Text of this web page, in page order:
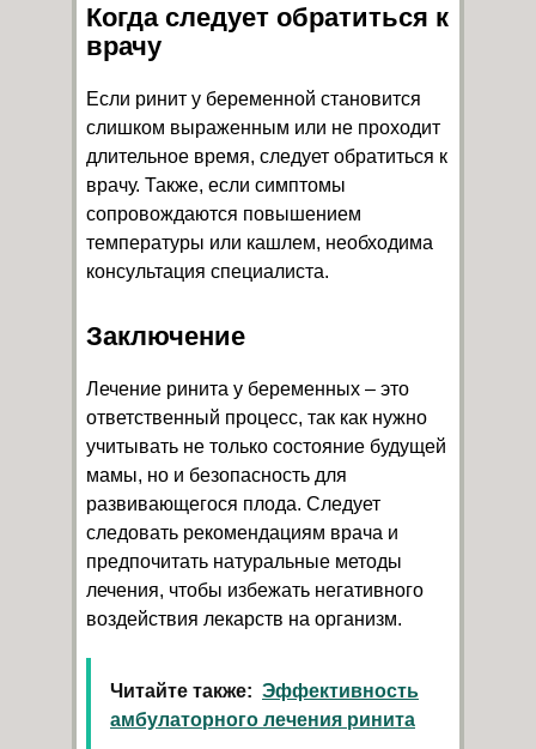
Когда следует обратиться к
врачу
Если ринит у беременной становится
слишком выраженным или не проходит
длительное время, следует обратиться к
врачу. Также, если симптомы
сопровождаются повышением
температуры или кашлем, необходима
консультация специалиста.
Заключение
Лечение ринита у беременных – это
ответственный процесс, так как нужно
учитывать не только состояние будущей
мамы, но и безопасность для
развивающегося плода. Следует
следовать рекомендациям врача и
предпочитать натуральные методы
лечения, чтобы избежать негативного
воздействия лекарств на организм.
Читайте также: Эффективность
амбулаторного лечения ринита